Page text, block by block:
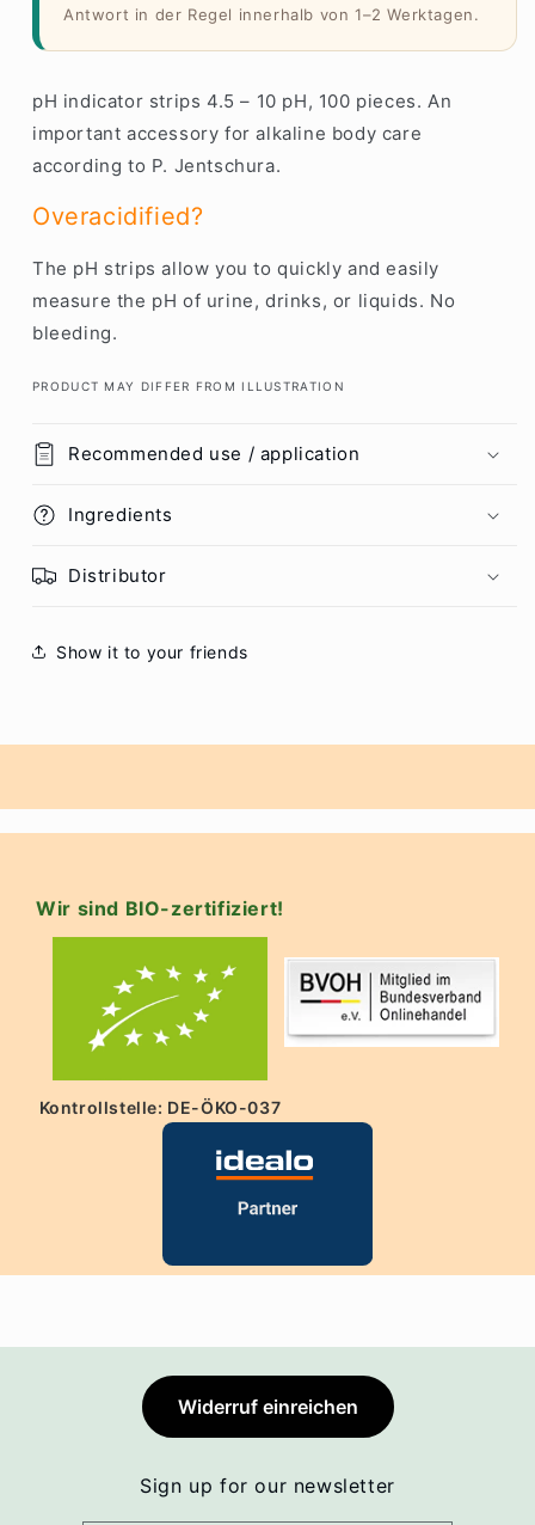
Antwort in der Regel innerhalb von 1–2 Werktagen.
pH indicator strips 4.5 – 10 pH, 100 pieces. An
important accessory for alkaline body care
according to P. Jentschura.
Overacidified?
The pH strips allow you to quickly and easily
measure the pH of urine, drinks, or liquids. No
bleeding.
PRODUCT MAY DIFFER FROM ILLUSTRATION
Recommended use / application
Ingredients
Distributor
Show it to your friends
Wir sind BIO-zertifiziert!
Kontrollstelle: DE-ÖKO-037
Widerruf einreichen
Sign up for our newsletter